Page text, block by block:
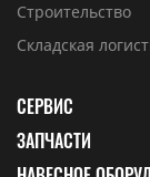
Строительство
Складская
СЕРВИС
ЗАПЧАСТИ